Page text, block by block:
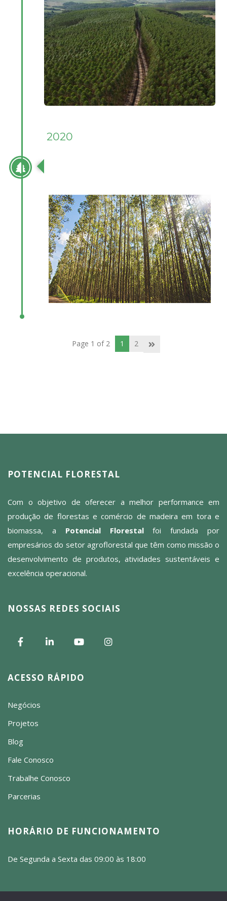
2020
Page 1 of 2 1 2
POTENCIAL FLORESTAL
Com o objetivo de oferecer a melhor performance em
produção de florestas e comércio de madeira em tora e
biomassa, a Potencial Florestalfoi fundada por
empresários do setor agroflorestal que têm como missão o
desenvolvimento de produtos, atividades sustentáveis e
excelência operacional.
NOSSAS REDES SOCIAIS
ACESSO RÁPIDO
Negócios
Projetos
Blog
Fale Conosco
Trabalhe Conosco
Parcerias
HORÁRIO DE FUNCIONAMENTO
De Segunda a Sexta das 09:00 às 18:00